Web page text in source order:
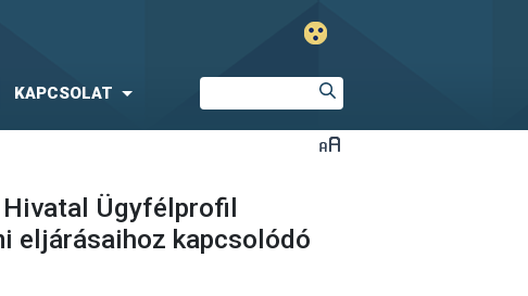
KAPCSOLAT
Ügyfélprofil
eljárásaihoz kapcsolódó